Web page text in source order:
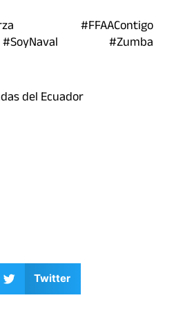
#FFAAContigo
#Zumba
del Ecuador
Twitter